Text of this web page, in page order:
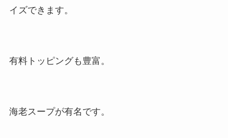
イズできます。
有料トッピングも豊富。
海老スープが有名です。